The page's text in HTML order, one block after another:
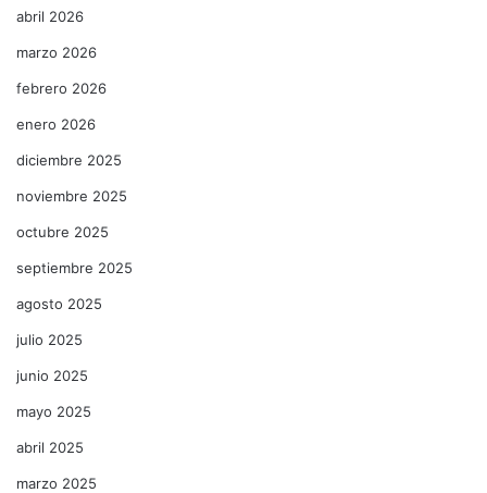
abril 2026
marzo 2026
febrero 2026
enero 2026
diciembre 2025
noviembre 2025
octubre 2025
septiembre 2025
agosto 2025
julio 2025
junio 2025
mayo 2025
abril 2025
marzo 2025